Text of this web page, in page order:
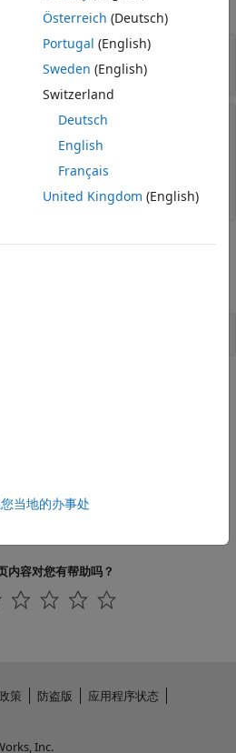
的行为
实例
的实例
行为
|
内容对您有帮助吗？
Österreich (Deutsch)
Portugal (English)
Sweden (English)
Switzerland
Deutsch
English
Français
United Kingdom (English)
当地的办事处
策 防盗版
应用程序状态
Inc.